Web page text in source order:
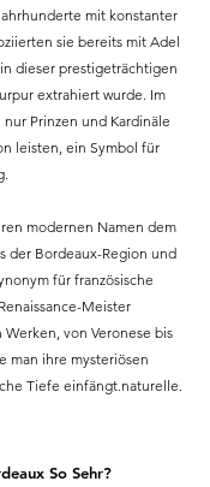
mit konstanter
sie bereits mit Adel
dieser prestigeträchtigen
extrahiert wurde. Im
Prinzen und Kardinäle
leisten, ein Symbol für
modernen Namen dem
der Bordeaux-Region und
für französische
Meister
von Veronese bis
man ihre mysteriösen
Tiefe einfängt.naturelle.
So Sehr?